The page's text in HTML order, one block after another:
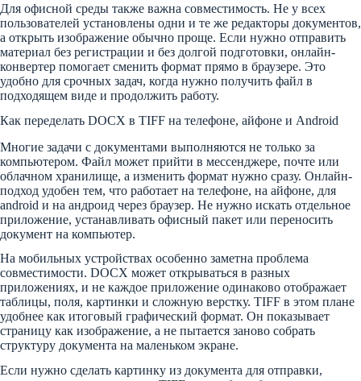
Для офисной среды также важна совместимость. Не у всех
пользователей установлены одни и те же редакторы документов,
а открыть изображение обычно проще. Если нужно отправить
материал без регистрации и без долгой подготовки, онлайн-
конвертер помогает сменить формат прямо в браузере. Это
удобно для срочных задач, когда нужно получить файл в
подходящем виде и продолжить работу.
Как переделать DOCX в TIFF на телефоне, айфоне и Android
Многие задачи с документами выполняются не только за
компьютером. Файл может прийти в мессенджере, почте или
облачном хранилище, а изменить формат нужно сразу. Онлайн-
подход удобен тем, что работает на телефоне, на айфоне, для
android и на андроид через браузер. Не нужно искать отдельное
приложение, устанавливать офисный пакет или переносить
документ на компьютер.
На мобильных устройствах особенно заметна проблема
совместимости. DOCX может открываться в разных
приложениях, и не каждое приложение одинаково отображает
таблицы, поля, картинки и сложную верстку. TIFF в этом плане
удобнее как итоговый графический формат. Он показывает
страницу как изображение, а не пытается заново собрать
структуру документа на маленьком экране.
Если нужно сделать картинку из документа для отправки,